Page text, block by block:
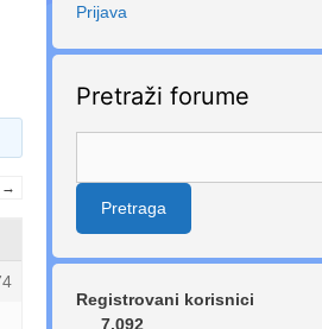
→
Prijava
Pretraži forume
Registrovani korisnici
7.092